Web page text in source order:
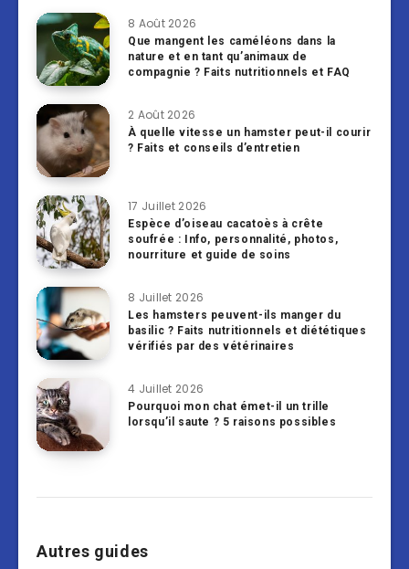
8 Août 2026
Que mangent les caméléons dans la
nature et en tant qu’animaux de
compagnie ? Faits nutritionnels et FAQ
2 Août 2026
À quelle vitesse un hamster peut-il courir
? Faits et conseils d’entretien
17 Juillet 2026
Espèce d’oiseau cacatoès à crête
soufrée : Info, personnalité, photos,
nourriture et guide de soins
8 Juillet 2026
Les hamsters peuvent-ils manger du
basilic ? Faits nutritionnels et diététiques
vérifiés par des vétérinaires
4 Juillet 2026
Pourquoi mon chat émet-il un trille
lorsqu’il saute ? 5 raisons possibles
Autres guides